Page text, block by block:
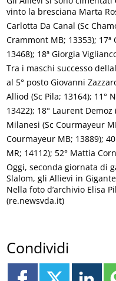
vinto la bresciana Marta
Carlotta Da Canal (Sc
Crammont MB; 13353);
13468); 18ª Giorgia
Tra i maschi successo
al 5° posto Giovanni
Alliod (Sc Pila; 13164);
13422); 18° Laurent
Milanesi (Sc Courmayeur
Courmayeur MB; 13889);
MR; 14112); 52° Mattia
Oggi, seconda giornata di
Slalom, gli Allievi in
Nella foto d’archivio Elisa
(re.newsvda.it)
Condividi